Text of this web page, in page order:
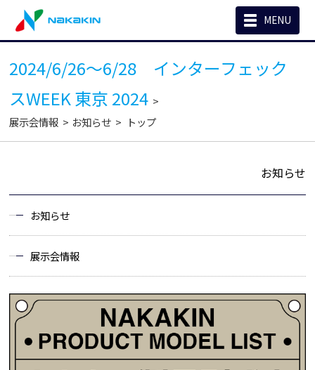
MENU
2024/6/26～6/28 インターフェック
スWEEK 東京 2024
展示会情報 お知らせ トップ
お知らせ
お知らせ
展示会情報